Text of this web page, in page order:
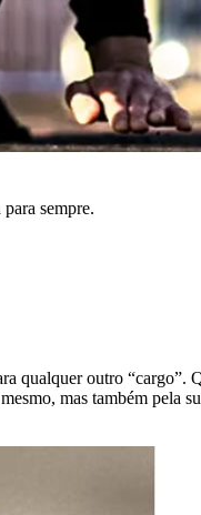
sempre.
qualquer outro “cargo”.
mas também pela